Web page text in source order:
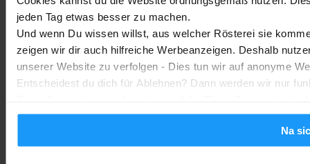
jeden Tag etwas besser zu machen.
Und wenn Du wissen willst, aus welcher Rösterei sie
zeigen wir dir auch hilfreiche Werbeanzeigen. Deshalb
unserer Website zu verfolgen - Dies tun wir auf anonyme
Entscheidest du dich für Ablehnen? Dann werden wir nur
Na
Homematic IP Kamera: Die neue Kamerafamilie im Überblick
Smarte Sicherheit Marc - 1. August 2026